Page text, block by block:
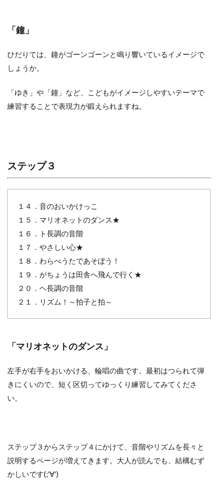
「鐘」
ひだりては、鐘がゴーンゴーンと鳴り響いているイメージで
しょうか。
「ゆき」や「鐘」など、こどもがイメージしやすいテーマで
練習することで表現力が鍛えられますね。
ステップ３
１４．音のおいかけっこ
１５．マリオネットのダンス★
１６．ト長調の音階
１７．やさしい心★
１８．わらべうたであそぼう！
１９．がちょうは田舎へ飛んで行く★
２０．ヘ長調の音階
２１．リズム！～拍子と拍～
「マリオネットのダンス」
左手が右手をおいかける、輪唱の曲です。最初はつられて弾
きにくいので、短く区切ってゆっくり練習してみてくださ
い。
ステップ３からステップ４にかけて、音階やリズムを長々と
説明するページが増えてきます。大人が読んでも、結構むず
かしいです(;'∀')